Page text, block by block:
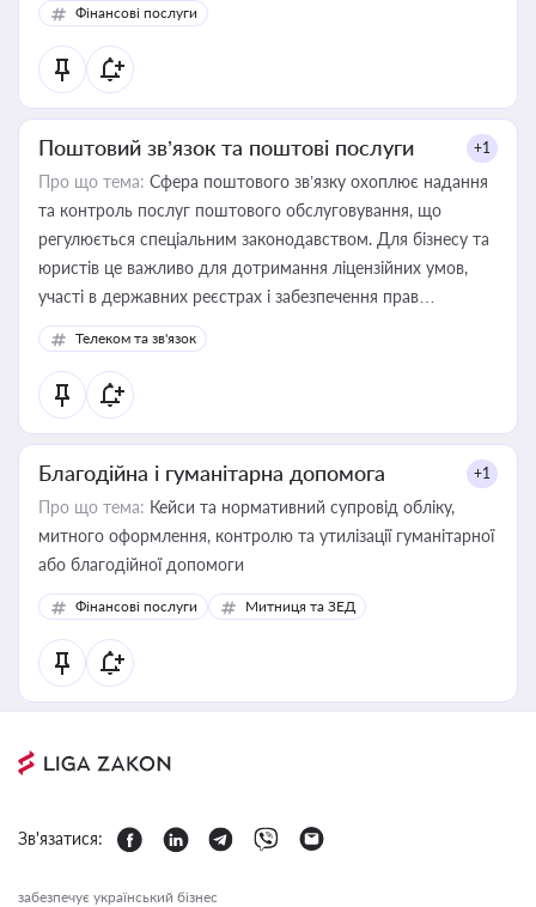
Фінансові послуги
Поштовий зв’язок та поштові послуги +1
Про що тема: Сфера поштового зв’язку охоплює надання
та контроль послуг поштового обслуговування, що
регулюється спеціальним законодавством. Для бізнесу та
юристів це важливо для дотримання ліцензійних умов,
участі в державних реєстрах і забезпечення прав
споживачів.
Телеком та зв'язок
Благодійна і гуманітарна допомога +1
Про що тема: Кейси та нормативний супровід обліку,
митного оформлення, контролю та утилізації гуманітарної
або благодійної допомоги
Фінансові послуги Митниця та ЗЕД
Зв'язатися:
забезпечує український бізнес